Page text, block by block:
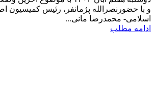
اسلامی- محمدرضا مانی...
ادامه مطلب